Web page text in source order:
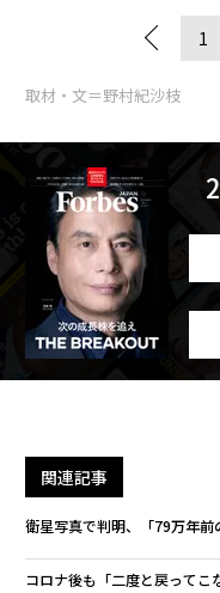
1
取材・文＝野村紀沙枝
関連記事
衛星写真で判明、「79万年
コロナ後も「二度と戻ってこ